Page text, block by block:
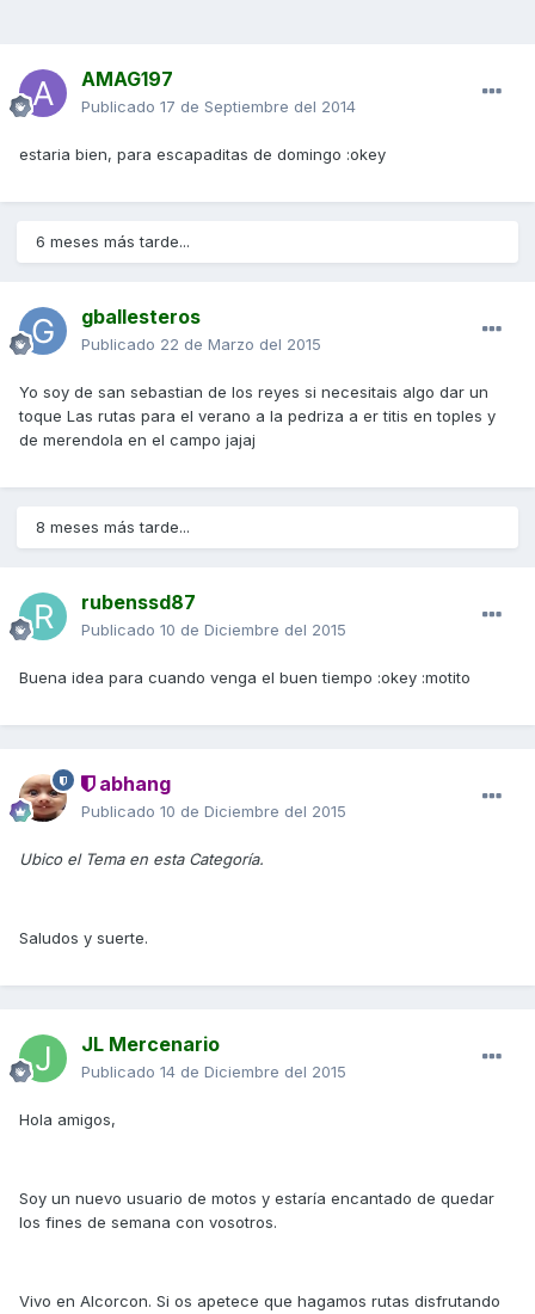
AMAG197
Publicado 17 de Septiembre del 2014
estaria bien, para escapaditas de domingo :okey
6 meses más tarde...
gballesteros
Publicado 22 de Marzo del 2015
Yo soy de san sebastian de los reyes si necesitais algo dar un
toque Las rutas para el verano a la pedriza a er titis en toples y
de merendola en el campo jajaj
8 meses más tarde...
rubenssd87
Publicado 10 de Diciembre del 2015
Buena idea para cuando venga el buen tiempo :okey :motito
abhang
Publicado 10 de Diciembre del 2015
Ubico el Tema en esta Categoría.
Saludos y suerte.
JL Mercenario
Publicado 14 de Diciembre del 2015
Hola amigos,
Soy un nuevo usuario de motos y estaría encantado de quedar
los fines de semana con vosotros.
Vivo en Alcorcon. Si os apetece que hagamos rutas disfrutando